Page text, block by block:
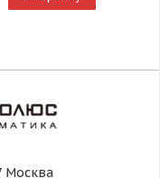
Москва